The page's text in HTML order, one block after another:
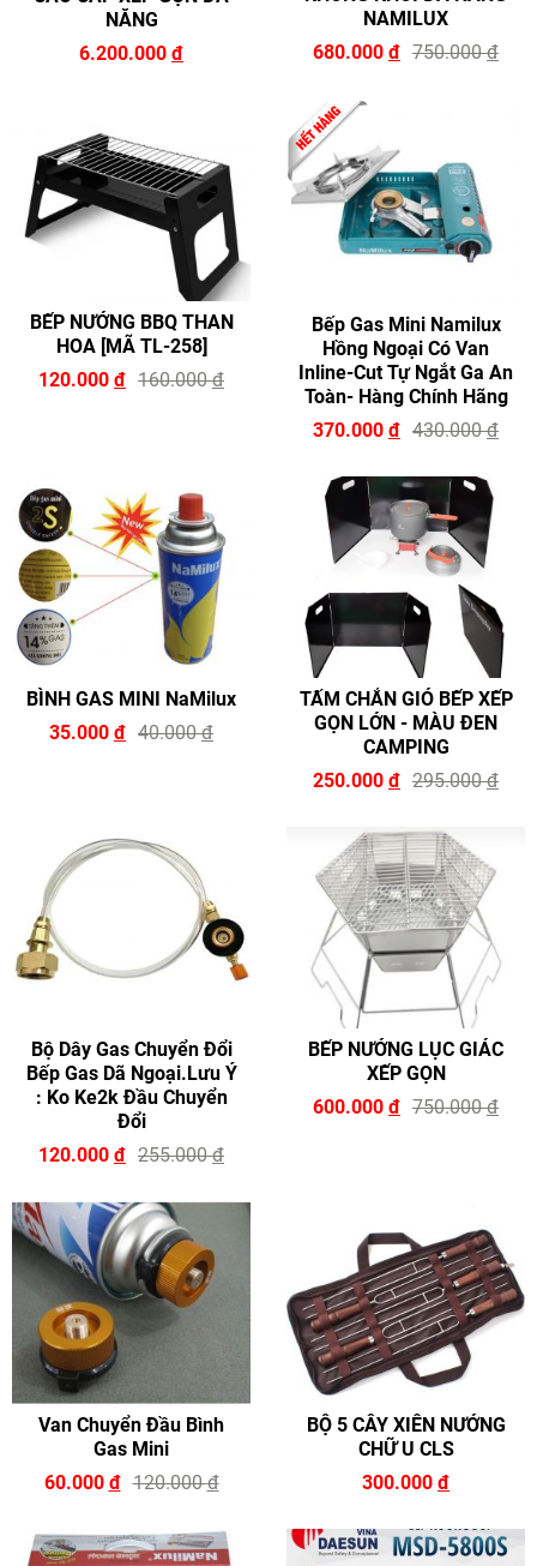
NĂNG
6.200.000 đ
NAMILUX
680.000 đ 750.000đ
BẾP NƯỚNG BBQ THAN
HOA [MÃ TL-258]
120.000 đ 160.000đ
Bếp Gas Mini Namilux
Hồng Ngoại Có Van
Inline-Cut Tự Ngắt Ga An
Toàn- Hàng Chính Hãng
370.000 đ 430.000đ
BÌNH GAS MINI NaMilux
35.000 đ 40.000đ
TẤM CHẮN GIÓ BẾP XẾP
GỌN LỚN - MÀU ĐEN
CAMPING
250.000 đ 295.000đ
Bộ Dây Gas Chuyển Đổi
Bếp Gas Dã Ngoại.lưu Ý
: Ko Ke2k Đầu Chuyển
Đổi
120.000 đ 255.000đ
BẾP NƯỚNG LỤC GIÁC
XẾP GỌN
600.000 đ 750.000đ
Van Chuyển Đầu Bình
Gas Mini
60.000 đ 120.000đ
BỘ 5 CÂY XIÊN NƯỚNG
CHỮ U CLS
300.000 đ